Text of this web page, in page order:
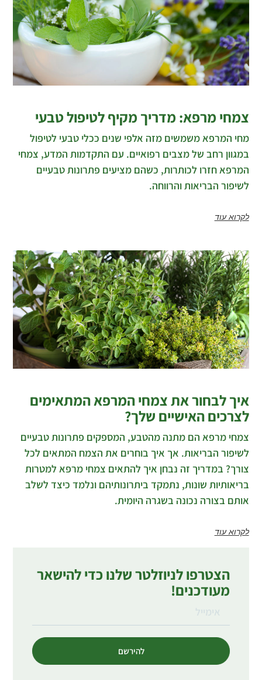
צמחי מרפא: מדריך מקיף לטיפול טבעי
מחי המרפא משמשים מזה אלפי שנים ככלי טבעי לטיפול
במגוון רחב של מצבים רפואיים. עם התקדמות המדע, צמחי
המרפא חזרו לכותרות, כשהם מציעים פתרונות טבעיים
לשיפור הבריאות והרווחה.
לקרוא עוד
איך לבחור את צמחי המרפא המתאימים
לצרכים האישיים שלך?
צמחי מרפא הם מתנה מהטבע, המספקים פתרונות טבעיים
לשיפור הבריאות. אך איך בוחרים את הצמח המתאים לכל
צורך? במדריך זה נבחן איך להתאים צמחי מרפא למטרות
בריאותיות שונות, נתמקד ביתרונותיהם ונלמד כיצד לשלב
אותם בצורה נכונה בשגרה היומית.
לקרוא עוד
הצטרפו לניוזלטר שלנו כדי להישאר
מעודכנים!
להירשם